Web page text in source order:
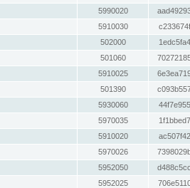
5990020
5910030
502000
501060
5910025
501390
5930060
5970035
5910020
5970026
5952050
5952025